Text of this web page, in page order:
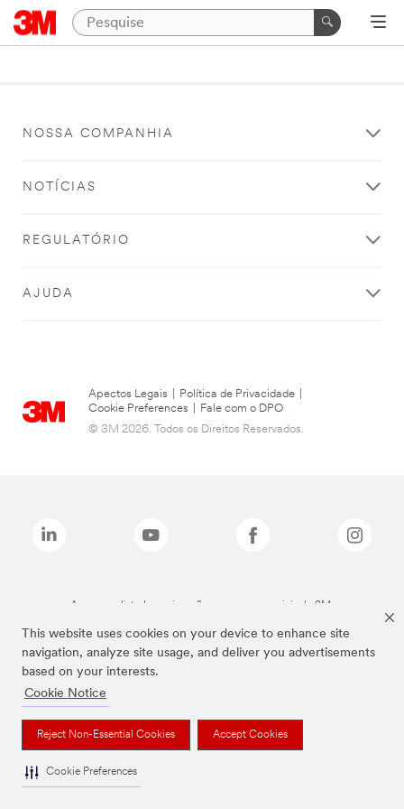
This website uses cookies on your device to enhance site
navigation, analyze site usage, and deliver you advertisements
based on your interests.
Cookie Notice
Reject Non-Essential Cookies Accept Cookies
Cookie Preferences
NOSSA COMPANHIA
NOTÍCIAS
REGULATÓRIO
AJUDA
Apectos Legais Política de Privacidade
Cookie Preferences
Fale com o DPO
© 3M 2026. Todos os Direitos Reservados.
As marcas listadas a cima são marcas comerciais da 3M.